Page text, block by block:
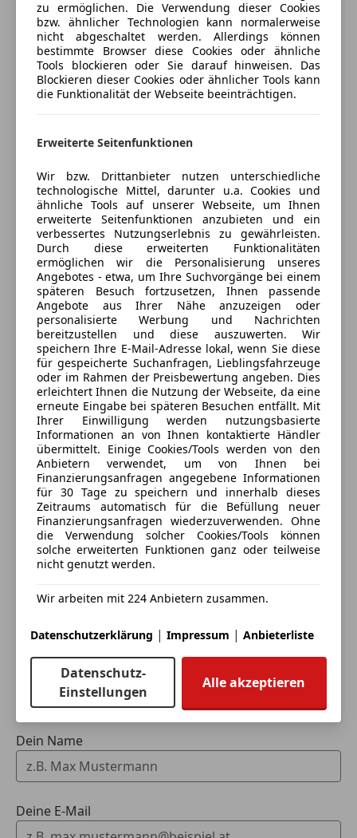
Kurvenlicht
LED-Scheinwerfer
Müdigkeitswarnsystem
Notbremsassistent
Notrufsystem
Reifendruckkontrollsystem
Servolenkung
Traktionskontrolle
Verkehrszeichenerkennung
Wegfahrsperre
Zentralverriegelung
Extras
Alufelgen
Dachreling
Sportpaket
Sportsitze
Sprachsteuerung
Touchscreen
Alle Angaben ohne Gewähr, vorbehaltlich
Eingabefehler.
Sonderausstattungen:
Verkäufer Händler
4you Store GmbH
Verkauf
Geschlossen
Öffnet um 8:00 Mo.
Ida Pfeiffer Straße 8,
4840 Vöcklabruck, AT
Kontakt
Alle Fahrzeuge des Anbieters
Anbieter kontaktieren
Deine Nachricht
Eintauschwagen: Kaufen und verkaufen in nur einem
Schritt
Ich möchte mein Auto in Zahlung geben
(unverbindlich).
Fahrzeugdaten hinzufügen
Dein Name
Deine E-Mail
zu ermöglichen. Die Verwendung dieser Cookies
bzw. ähnlicher Technologien kann normalerweise
nicht abgeschaltet werden. Allerdings können
bestimmte Browser diese Cookies oder ähnliche
Tools blockieren oder Sie darauf hinweisen. Das
Blockieren dieser Cookies oder ähnlicher Tools kann
die Funktionalität der Webseite beeinträchtigen.
Erweiterte Seitenfunktionen
Wir bzw. Drittanbieter nutzen unterschiedliche
technologische Mittel, darunter u.a. Cookies und
ähnliche Tools auf unserer Webseite, um Ihnen
erweiterte Seitenfunktionen anzubieten und ein
verbessertes Nutzungserlebnis zu gewährleisten.
Durch diese erweiterten Funktionalitäten
ermöglichen wir die Personalisierung unseres
Angebotes - etwa, um Ihre Suchvorgänge bei einem
späteren Besuch fortzusetzen, Ihnen passende
Angebote aus Ihrer Nähe anzuzeigen oder
personalisierte Werbung und Nachrichten
bereitzustellen und diese auszuwerten. Wir
speichern Ihre E-Mail-Adresse lokal, wenn Sie diese
für gespeicherte Suchanfragen, Lieblingsfahrzeuge
oder im Rahmen der Preisbewertung angeben. Dies
erleichtert Ihnen die Nutzung der Webseite, da eine
erneute Eingabe bei späteren Besuchen entfällt. Mit
Ihrer Einwilligung werden nutzungsbasierte
Informationen an von Ihnen kontaktierte Händler
übermittelt. Einige Cookies/Tools werden von den
Anbietern verwendet, um von Ihnen bei
Finanzierungsanfragen angegebene Informationen
für 30 Tage zu speichern und innerhalb dieses
Zeitraums automatisch für die Befüllung neuer
Finanzierungsanfragen wiederzuverwenden. Ohne
die Verwendung solcher Cookies/Tools können
solche erweiterten Funktionen ganz oder teilweise
nicht genutzt werden.
Wir arbeiten mit 224 Anbietern zusammen.
Datenschutzerklärung | Impressum | Anbieterliste
Datenschutz-
Einstellungen
Alle akzeptieren